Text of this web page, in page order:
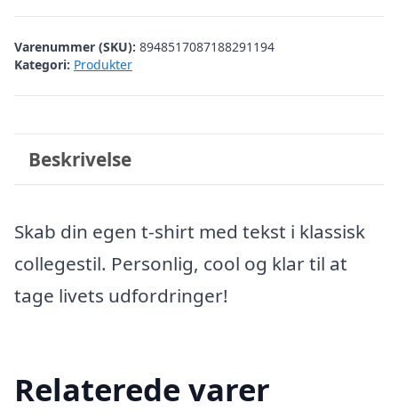
Varenummer (SKU): 8948517087188291194
Kategori: Produkter
Beskrivelse
Skab din egen t-shirt med tekst i klassisk
collegestil. Personlig, cool og klar til at
tage livets udfordringer!
Relaterede varer